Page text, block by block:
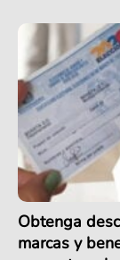
Obtenga
marcas y